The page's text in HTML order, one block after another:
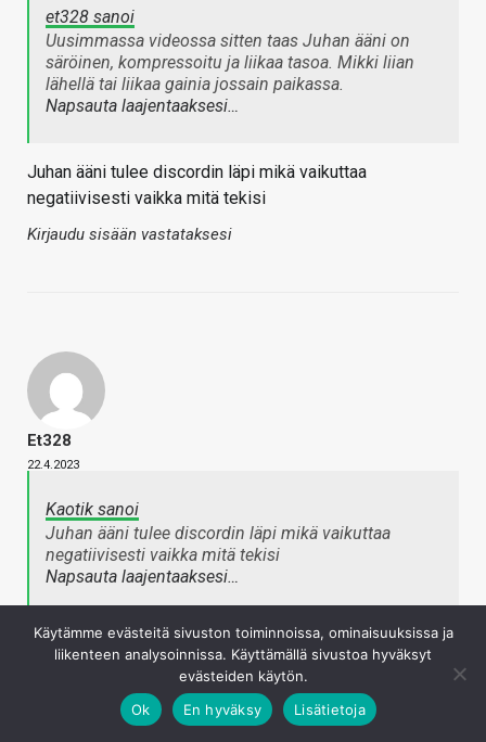
et328 sanoi
Uusimmassa videossa sitten taas Juhan ääni on
säröinen, kompressoitu ja liikaa tasoa. Mikki liian
lähellä tai liikaa gainia jossain paikassa.
Napsauta laajentaaksesi…
Juhan ääni tulee discordin läpi mikä vaikuttaa
negatiivisesti vaikka mitä tekisi
Kirjaudu sisään vastataksesi
Et328
22.4.2023
Kaotik sanoi
Juhan ääni tulee discordin läpi mikä vaikuttaa
negatiivisesti vaikka mitä tekisi
Napsauta laajentaaksesi…
Ei se aiemmin ollut tuollainen, se oli sellainen "hento ja
ohut". Nyt vedetään limitteriin jossain kohdassa.
Kirjaudu sisään vastataksesi
Käytämme evästeitä sivuston toiminnoissa, ominaisuuksissa ja
liikenteen analysoinnissa. Käyttämällä sivustoa hyväksyt
evästeiden käytön.
Ok
En hyväksy Lisätietoja